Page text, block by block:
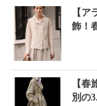
【
飾！
【
別の